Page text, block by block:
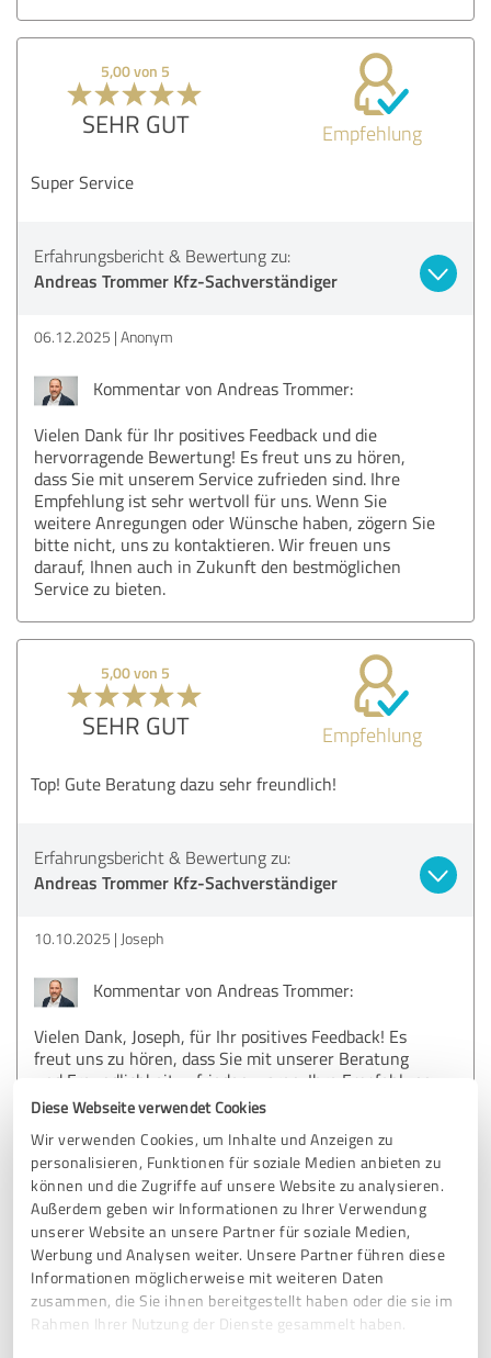
Diese Webseite verwendet Cookies
Wir verwenden Cookies, um Inhalte und Anzeigen zu
personalisieren, Funktionen für soziale Medien anbieten zu
können und die Zugriffe auf unsere Website zu analysieren.
Außerdem geben wir Informationen zu Ihrer Verwendung
unserer Website an unsere Partner für soziale Medien,
Werbung und Analysen weiter. Unsere Partner führen diese
Informationen möglicherweise mit weiteren Daten
zusammen, die Sie ihnen bereitgestellt haben oder die sie im
Rahmen Ihrer Nutzung der Dienste gesammelt haben.
5,00 von 5
SEHR GUT Empfehlung
Super Service
Erfahrungsbericht & Bewertung zu:
Andreas Trommer Kfz-Sachverständiger
06.12.2025 Anonym
Kommentar von Andreas Trommer:
Vielen Dank für Ihr positives Feedback und die
hervorragende Bewertung! Es freut uns zu hören,
dass Sie mit unserem Service zufrieden sind. Ihre
Empfehlung ist sehr wertvoll für uns. Wenn Sie
weitere Anregungen oder Wünsche haben, zögern Sie
bitte nicht, uns zu kontaktieren. Wir freuen uns
darauf, Ihnen auch in Zukunft den bestmöglichen
Service zu bieten.
5,00 von 5
SEHR GUT Empfehlung
Top! Gute Beratung dazu sehr freundlich!
Erfahrungsbericht & Bewertung zu:
Andreas Trommer Kfz-Sachverständiger
10.10.2025 Joseph
Kommentar von Andreas Trommer:
Vielen Dank, Joseph, für Ihr positives Feedback! Es
freut uns zu hören, dass Sie mit unserer Beratung
und Freundlichkeit zufrieden waren. Ihre Empfehlung
wissen wir sehr zu schätzen. Sollten Sie weitere
gerne zur Verfügung.
5,00 von 5
SEHR GUT Empfehlung